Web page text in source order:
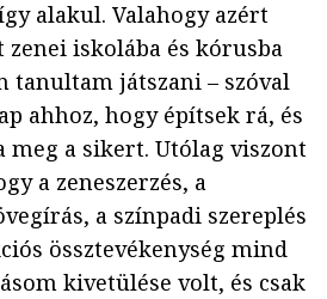
alakul. Valahogy azért
iskolába és kórusba
tanultam játszani – szóval
ahhoz, hogy építsek rá, és
meg a sikert. Utólag viszont
a zeneszerzés, a
a színpadi szereplés
össztevékenység mind
kivetülése volt, és csak